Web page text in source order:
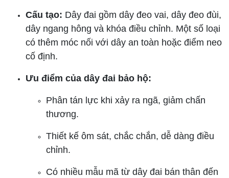
Cấu tạo: Dây đai gồm dây đeo vai, dây đeo đùi,
dây ngang hông và khóa điều chỉnh. Một số loại
có thêm móc nối với dây an toàn hoặc điểm neo
cố định.
Ưu điểm của dây đai bảo hộ:
Phân tán lực khi xảy ra ngã, giảm chấn
thương.
Thiết kế ôm sát, chắc chắn, dễ dàng điều
chỉnh.
Có nhiều mẫu mã từ dây đai bán thân đến